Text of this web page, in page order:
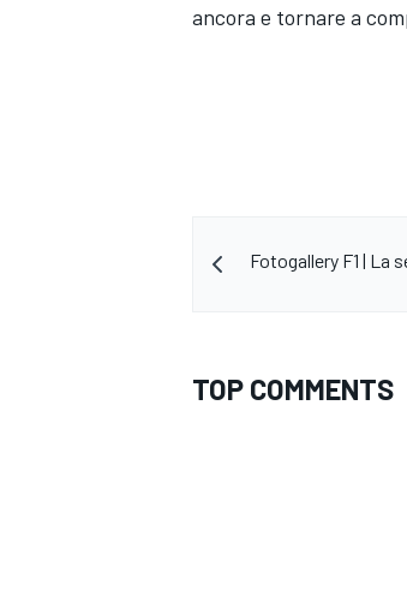
ancora e tornare a
Fotogallery F1 | La
TOP COMMENTS